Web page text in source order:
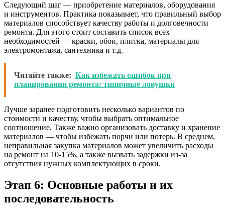
Следующий шаг — приобретение материалов, оборудования
и инструментов. Практика показывает, что правильный выбор
материалов способствует качеству работы и долговечности
ремонта. Для этого стоит составить список всех
необходимостей — краски, обои, плитка, материалы для
электромонтажа, сантехника и т.д.
Читайте также: Как избежать ошибок при
планировании ремонта: типичные ловушки
Лучше заранее подготовить несколько вариантов по
стоимости и качеству, чтобы выбрать оптимальное
соотношение. Также важно организовать доставку и хранение
материалов — чтобы избежать порчи или потерь. В среднем,
неправильная закупка материалов может увеличить расходы
на ремонт на 10-15%, а также вызвать задержки из-за
отсутствия нужных комплектующих в сроки.
Этап 6: Основные работы и их
последовательность